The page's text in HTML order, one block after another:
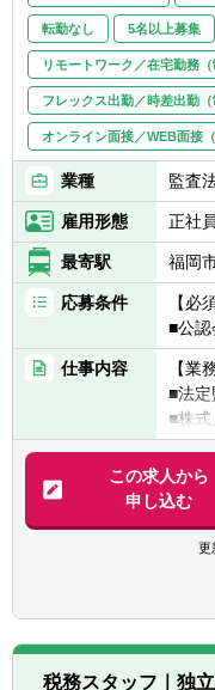
客様
転勤なし 5名以上募集
リモートワーク／在宅勤務（
フレックス出勤／時差出勤（
オンライン面接／WEB面接（
業種 監査
雇用形態 正社員
最寄駅 福岡
応募条件
【必
■公認
仕事内容
【業
■法定
■株
■その
この求人から
申し込む
更
税務スタッフ｜独